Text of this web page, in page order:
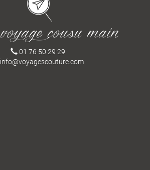
01 76 50 29 29
info@voyagescouture.com